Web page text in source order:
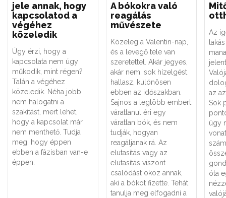
jele annak, hogy
kapcsolatod a
végéhez
közeledik
Úgy érzi, hogy a
kapcsolata nem úgy
működik, mint régen?
Talán a végéhez
közeledik. Néha jobb
nem halogatni a
szakítást, mert lehet,
hogy a kapcsolat már
nem menthető. Tudja
meg, hogy éppen
ebben a fázisban van-e
éppen.
A bókokra való
reagálás
művészete
Közeleg a Valentin-nap,
és a levegő tele van
szeretettel. Akár jegyes,
akár nem, sok hízelgést
hallasz, különösen
ebben az időszakban.
Sajnos a legtöbb embert
váratlanul éri egy
váratlan bók, és nem
tudják, hogyan
reagáljanak rá. Az
elutasítás vagy az
elutasítás viszont
csalódást okoz annak,
aki a bókot fizette. Tehát
tanulja meg elfogadni a
Az
az
Sok
ügy
óta